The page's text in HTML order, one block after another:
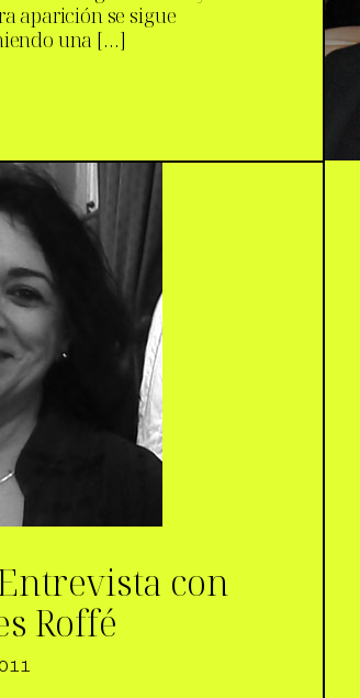
aparición se sigue
una […]
con
Roffé